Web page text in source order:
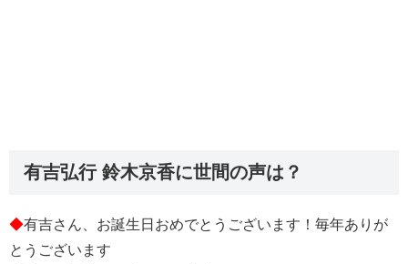
有吉弘行 鈴木京香に世間の声は？
◆有吉さん、お誕生日おめでとうございます！毎年ありが
とうございます